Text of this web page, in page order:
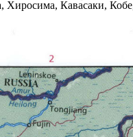
Хиросима, Кавасаки,